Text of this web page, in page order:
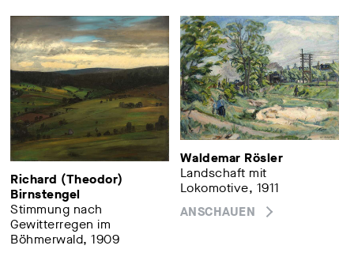
Richard (Theodor)
Birnstengel
Stimmung nach
Gewitterregen im
Böhmerwald, 1909
Waldemar Rösler
Landschaft mit
Lokomotive, 1911
ANSCHAUEN